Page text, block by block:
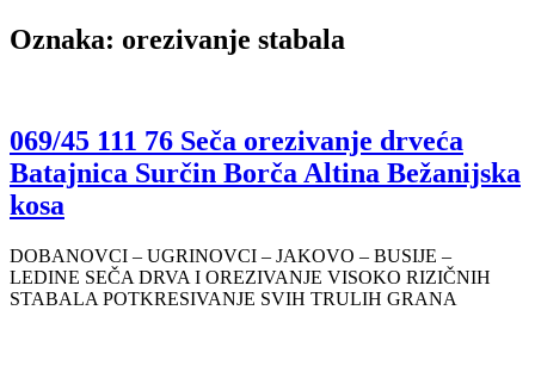
Oznaka: orezivanje stabala
069/45 111 76 Seča orezivanje drveća
Batajnica Surčin Borča Altina Bežanijska
kosa
DOBANOVCI – UGRINOVCI – JAKOVO – BUSIJE –
LEDINE SEČA DRVA I OREZIVANJE VISOKO RIZIČNIH
STABALA POTKRESIVANJE SVIH TRULIH GRANA